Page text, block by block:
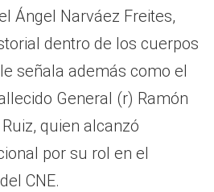
Ángel Narváez Freites,
dentro de los cuerpos
señala además como el
General (r) Ramón
quien alcanzó
por su rol en el
CNE.